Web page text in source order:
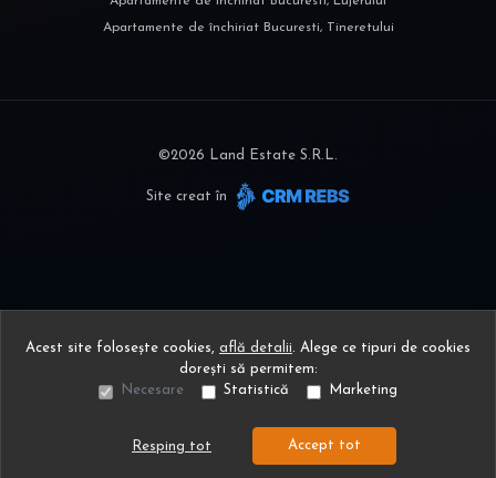
Apartamente de închiriat Bucuresti, Tineretului
©2026 Land Estate S.R.L.
Site creat în
Acest site folosește cookies, află detalii. Alege ce tipuri de cookies
dorești să permitem:
Necesare
Statistică Marketing
Resping tot Accept tot